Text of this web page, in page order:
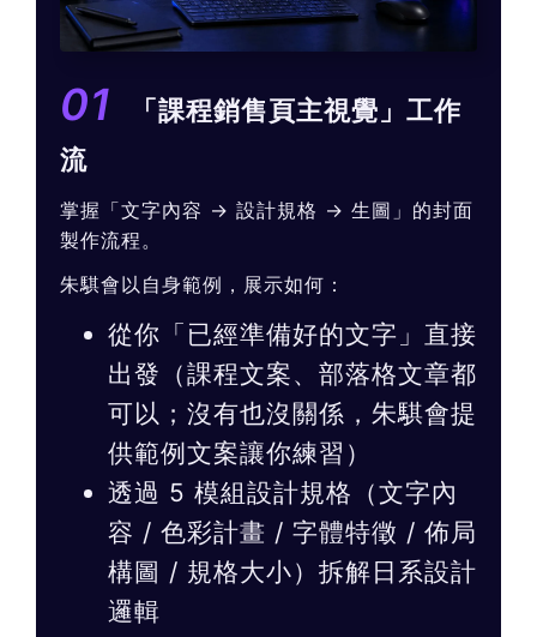
01
「課程銷售頁主視覺」工作
流
掌握「文字內容 → 設計規格 → 生圖」的封面
製作流程。
朱騏會以自身範例，展示如何：
從你「已經準備好的文字」直接
出發（課程文案、部落格文章都
可以；沒有也沒關係，朱騏會提
供範例文案讓你練習）
透過 5 模組設計規格（文字內
容 / 色彩計畫 / 字體特徵 / 佈局
構圖 / 規格大小）拆解日系設計
邏輯